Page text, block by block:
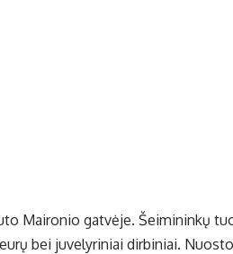
Maironio gatvėje. Šeimininkų
bei juvelyriniai dirbiniai.